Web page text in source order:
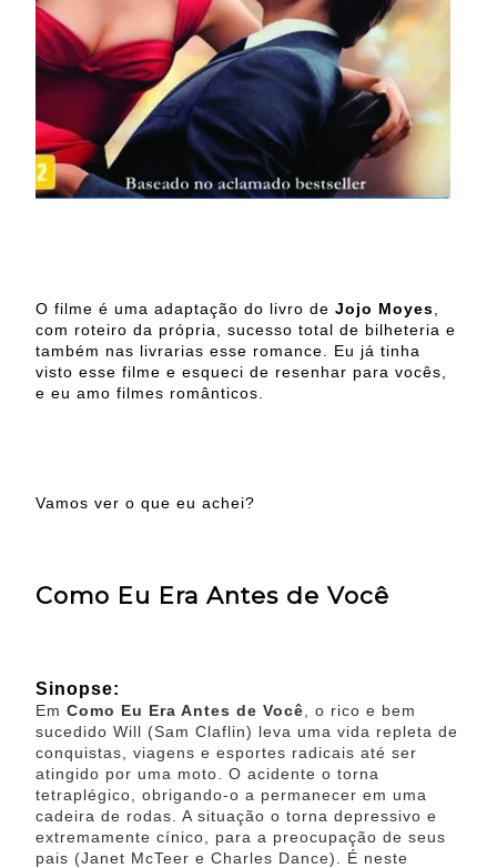
O filme é uma adaptação do livro de Jojo Moyes
com roteiro da própria, sucesso total de bilheteria e
também nas livrarias esse romance. Eu já tinha
visto esse filme e esqueci de resenhar para vocês,
e eu amo filmes românticos.
Vamos ver o que eu achei?
Como Eu Era Antes de Você
Sinopse:
Em Como Eu Era Antes de Você , o rico e bem
sucedido Will (Sam Claflin) leva uma vida repleta de
conquistas, viagens e esportes radicais até ser
atingido por uma moto. O acidente o torna
tetraplégico, obrigando-o a permanecer em uma
cadeira de rodas. A situação o torna depressivo e
extremamente cínico, para a preocupação de seus
pais (Janet McTeer e Charles Dance). É neste